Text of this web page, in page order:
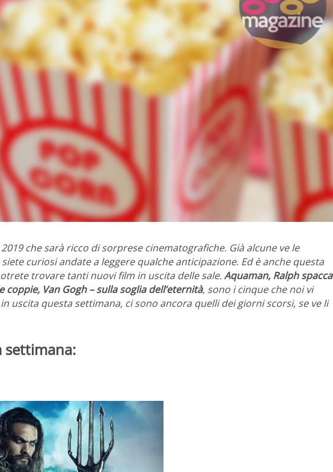
che sarà ricco di sorprese cinematografiche. Già alcune ve le
curiosi andate a leggere qualche anticipazione. Ed è anche questa
trovare tanti nuovi film in uscita delle sale.Aquaman, Ralph spacca
Van Gogh – sulla soglia dell’eternità, sono i cinque che noi vi
uscita questa settimana, ci sono ancora quelli dei giorni scorsi, se ve li
settimana: